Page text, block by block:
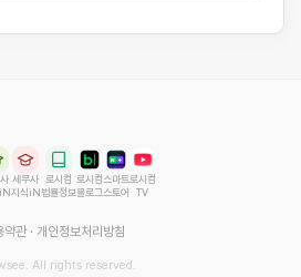
세무사
지식iN
로시컴
법률정보
로시컴
블로그
스마트
스토어
로시컴
TV
약관· 개인정보처리방침
All rights reserved.